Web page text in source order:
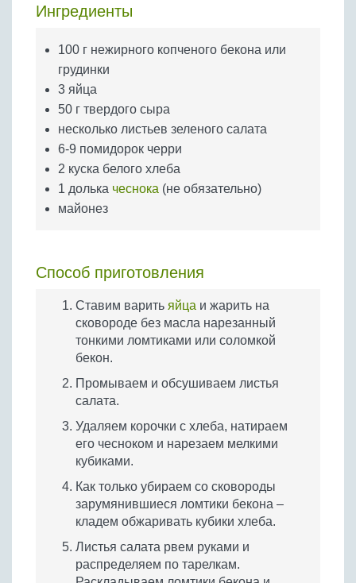
Бобовые
Крупы
Ингредиенты
100 г нежирного копченого бекона или
грудинки
3 яйца
50 г твердого сыра
несколько листьев зеленого салата
6-9 помидорок черри
2 куска белого хлеба
1 долька чеснока (не обязательно)
майонез
Способ приготовления
Ставим варить яйца и жарить на
сковороде без масла нарезанный
тонкими ломтиками или соломкой
бекон.
Промываем и обсушиваем листья
салата.
Удаляем корочки с хлеба, натираем
его чесноком и нарезаем мелкими
кубиками.
Как только убираем со сковороды
зарумянившиеся ломтики бекона –
кладем обжаривать кубики хлеба.
Листья салата рвем руками и
распределяем по тарелкам.